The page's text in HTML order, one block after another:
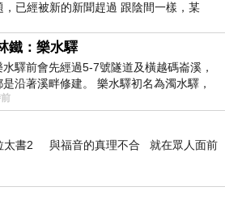
已經被新的新聞趕過 跟陰間一樣，某
鐵：樂水驛
水驛前會先經過5-7號隧道及橫越碼崙溪，
沿著溪畔修建。 樂水驛初名為濁水驛，
鐵集集線車站同名，於1953
書2 與福音的真理不合 就在眾人面前